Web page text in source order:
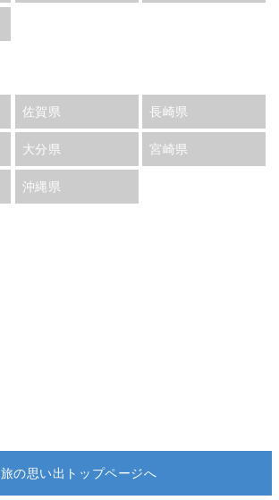
佐賀県 長崎県
大分県 宮崎県
沖縄県
旅の思い出トップページへ